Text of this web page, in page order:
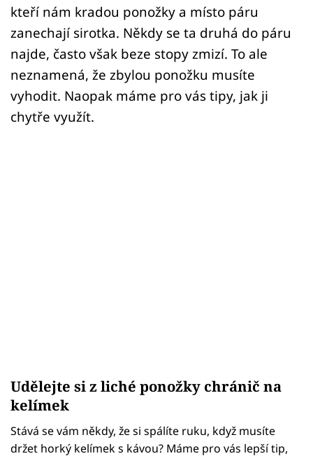
kteří nám kradou ponožky a místo páru
zanechají sirotka. Někdy se ta druhá do páru
najde, často však beze stopy zmizí. To ale
neznamená, že zbylou ponožku musíte
vyhodit. Naopak máme pro vás tipy, jak ji
chytře využít.
Udělejte si z liché ponožky chránič na
kelímek
Stává se vám někdy, že si spálíte ruku, když musíte
držet horký kelímek s kávou? Máme pro vás lepší tip,